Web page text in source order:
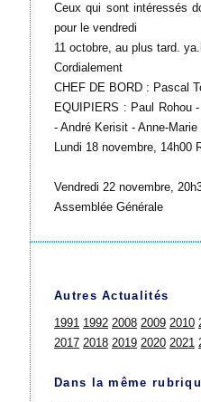
Ceux qui sont intéressés
pour le vendredi
11 octobre, au plus tard.
Cordialement
CHEF DE BORD : Pascal
EQUIPIERS : Paul Rohou
- André Kerisit - Anne-
Lundi 18 novembre, 14h00
Vendredi 22 novembre,
Assemblée Générale
Autres Actualités
1991 1992 2008 2009 2010
2017 2018 2019 2020 2021
Dans la même